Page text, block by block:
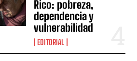
Rico: pobreza,
dependencia y
vulnerabilidad
EDITORIAL